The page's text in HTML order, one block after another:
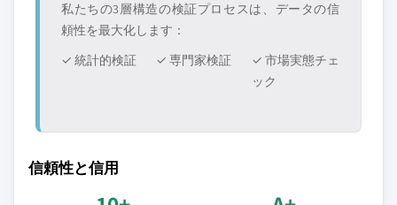
私たちの3層構造の検証プロセスは、データの信
頼性を最大化します：
✓ 統計的検証
✓ 専門家検証
✓ 市場実態チェ
ック
信頼性と信用